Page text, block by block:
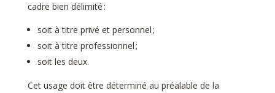
cadre bien délimité :
soit à titre privé et personnel ;
soit à titre professionnel ;
soit les deux.
Cet usage doit être déterminé au préalable de la